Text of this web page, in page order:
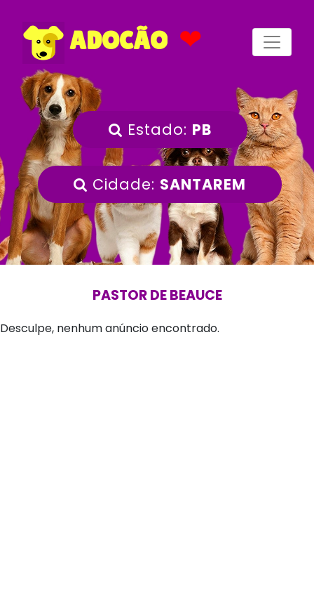
ADOCÃO ❤
Estado: PB
Cidade: SANTAREM
PASTOR DE BEAUCE
Desculpe, nenhum anúncio encontrado.